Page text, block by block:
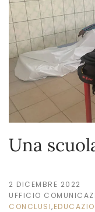
Una
2 DICEMBRE 2022
UFFICIO
CONCLUSI,